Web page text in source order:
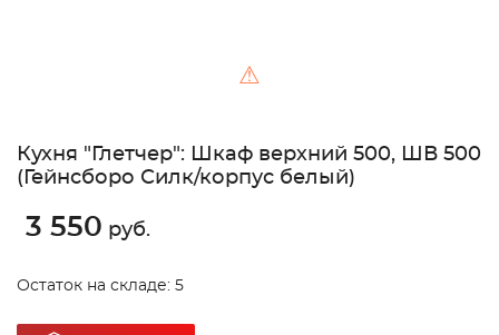
⚠
Кухня "Глетчер": Шкаф верхний 500, ШВ 500
(Гейнсборо Силк/корпус белый)
3 550 руб.
Остаток на складе: 5